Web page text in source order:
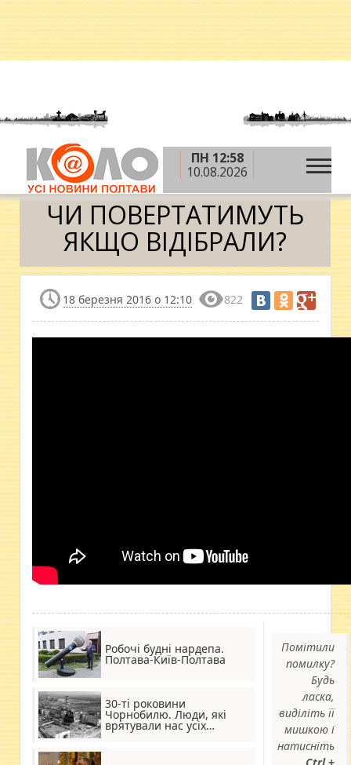
ПН 12:58
10.08.2026
Головна » Блоги » Юрій Бублик
ПОВЕРТАТИМУТЬ ЯКЩО ВІДІБРАЛИ?
ЧИ ПОВЕРТАТИМУТЬ
ЯКЩО ВІДІБРАЛИ?
18 березня 2016 о 12:10 822
Робочі будні нардепа.
Полтава-Київ-Полтава
30-ті роковини
Чорнобилю. Люди, які
врятували нас усіх…
Помітили
помилку?
Будь
ласка,
виділіть її
мишкою і
натисніть